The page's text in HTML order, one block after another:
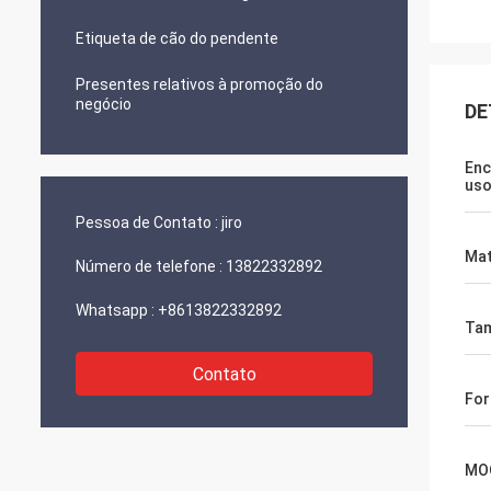
Etiqueta de cão do pendente
Presentes relativos à promoção do
negócio
Pessoa de Contato : jiro
Número de telefone : 13822332892
Whatsapp : +8613822332892
Contato
uso